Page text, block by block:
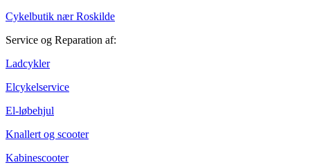
Cykelbutik nær Roskilde
Service og Reparation af:
Ladcykler
Elcykelservice
El-løbehjul
Knallert og scooter
Kabinescooter